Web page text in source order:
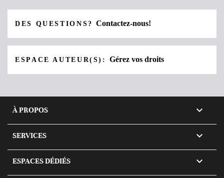
DES QUESTIONS?Contactez-nous!
ESPACE AUTEUR(S):Gérez vos droits
À PROPOS 
SERVICES 
ESPACES DÉDIÉS 